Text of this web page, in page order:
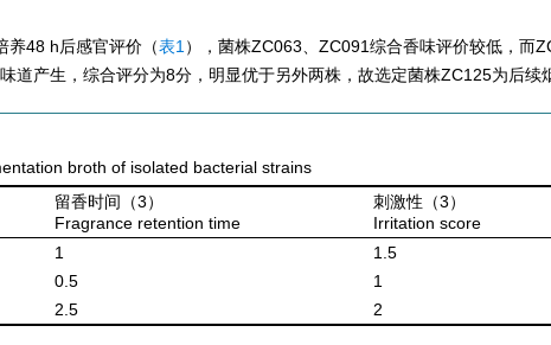
养48 h后感官评价（表1 ），菌株ZC063、ZC091综合香味评价较低，而
道产生，综合评分为8分，明显优于另外两株，故选定菌株ZC125为后续
broth of isolated bacterial strains
留香时间（3）
Fragrance retention time
刺激性（3）
Irritation score
1 1.5
0.5 1
2.5 2